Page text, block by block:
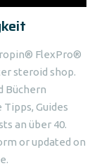
FlexPro®
steroid shop.
Büchern
Guides
an über 40.
or updated on